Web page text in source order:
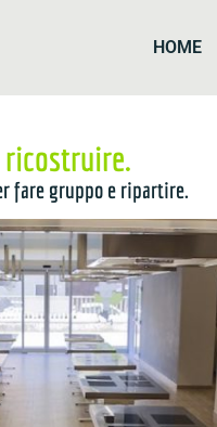
HOME
fare gruppo e ripartire.